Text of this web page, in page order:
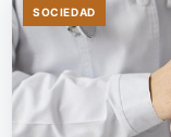
SOCIEDAD